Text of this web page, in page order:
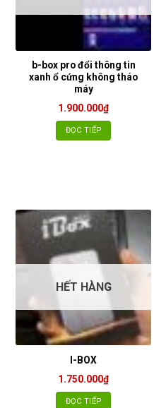
b-box pro đổi thông tin
xanh ổ cứng không tháo
máy
1.900.000₫
ĐỌC TIẾP
HẾT HÀNG
I-BOX
1.750.000₫
ĐỌC TIẾP